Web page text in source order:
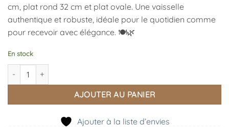
cm, plat rond 32 cm et plat ovale. Une vaisselle
authentique et robuste, idéale pour le quotidien comme
pour recevoir avec élégance. 🍽️🌿
En stock
quantité de Collection de vaisselle Appoline assiette à pâtes,
AJOUTER AU PANIER
Ajouter à la liste d’envies